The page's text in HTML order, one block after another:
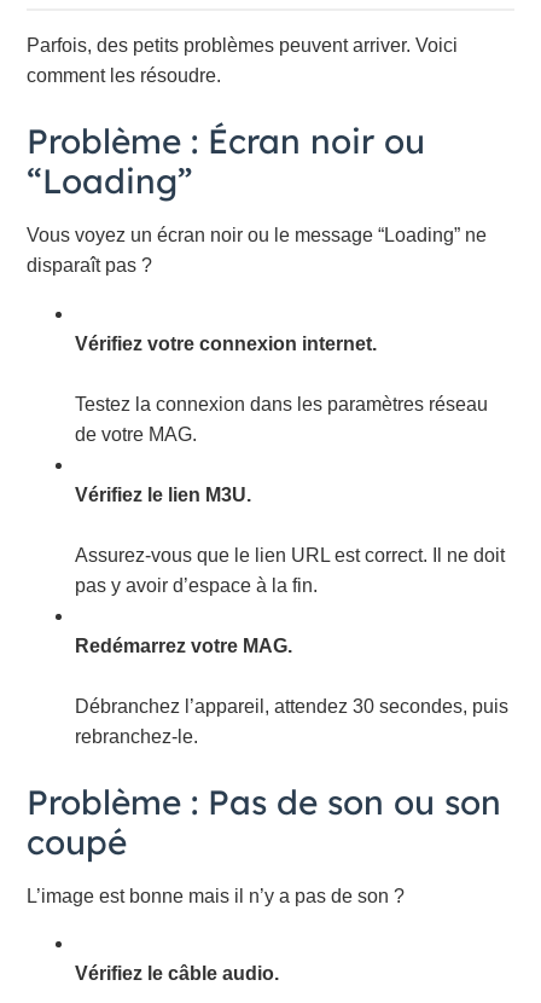
Parfois, des petits problèmes peuvent arriver. Voici
comment les résoudre.
Problème : Écran noir ou
“Loading”
Vous voyez un écran noir ou le message “Loading” ne
disparaît pas ?
Vérifiez votre connexion internet.
Testez la connexion dans les paramètres réseau
de votre MAG.
Vérifiez le lien M3U.
Assurez-vous que le lien URL est correct. Il ne doit
pas y avoir d’espace à la fin.
Redémarrez votre MAG.
Débranchez l’appareil, attendez 30 secondes, puis
rebranchez-le.
Problème : Pas de son ou son
coupé
L’image est bonne mais il n’y a pas de son ?
Vérifiez le câble audio.